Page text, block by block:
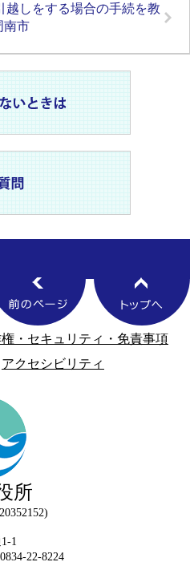
越しをする場合の手続を教
南市
・セキュリティ・免責事項
アクセシビリティ
所
1
22-8224